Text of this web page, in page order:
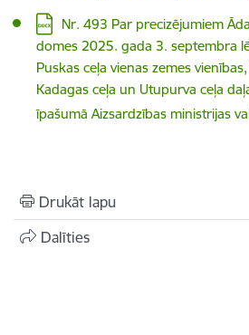
Lejupielādēt:
Nr. 493 Par precizējumiem
domes 2025. gada 3. septembra
Puskas ceļa vienas zemes
Kadagas ceļa un Utupurva ceļa
īpašumā Aizsardzības ministrijas
Drukāt lapu
Dalīties